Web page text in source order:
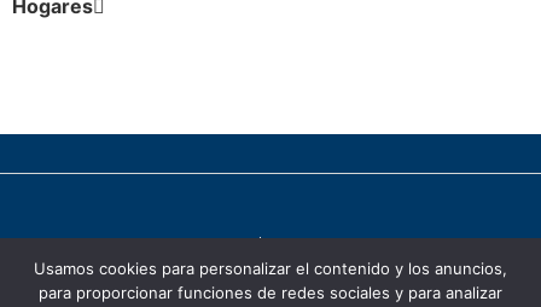
Hogares
Usamos cookies para personalizar el contenido y los anuncios,
para proporcionar funciones de redes sociales y para analizar